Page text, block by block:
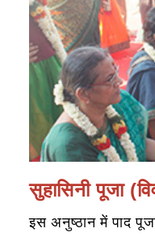
सुहासिनी पूजा
इस अनुष्ठान में पाद